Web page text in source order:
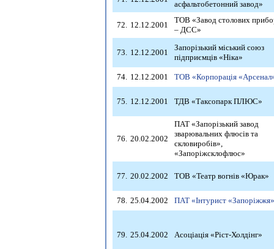
асфальтобетонний завод»
72. 12.12.2001
ТОВ «Завод столових
– ДСС»
73. 12.12.2001
Запорізький міський союз
підприємців «Ніка»
74. 12.12.2001 ТОВ «Корпорація
75. 12.12.2001 ТДВ «Таксопарк ПЛЮС»
76. 20.02.2002
ПАТ «Запорізький завод
зварювальних флюсів та
скловиробів»,
«Запоріжсклофлюс»
77. 20.02.2002 ТОВ «Театр вогнів «Юрак»
78. 25.04.2002 ПАТ «Інтурист «Запоріжжя»
79. 25.04.2002 Асоціація «Ріст-Холдінг»